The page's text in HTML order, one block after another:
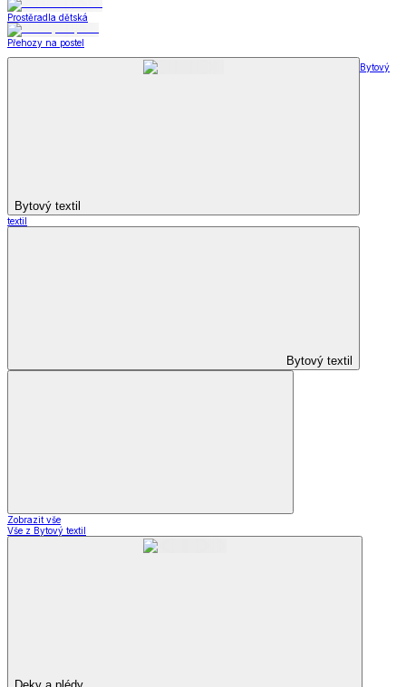
Prostěradla dětská
Přehozy na postel
Bytový textil
Bytový
textil
Bytový textil
Zobrazit vše
Vše z Bytový textil